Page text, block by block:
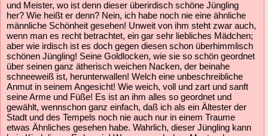
und Meister, wo ist denn dieser überirdisch schöne Jüngling
her? Wie heißt er denn? Nein, ich habe noch nie eine ähnliche
männliche Schönheit gesehen! Unweit von ihm steht zwar auch,
wenn man es recht betrachtet, ein gar sehr liebliches Mädchen;
aber wie irdisch ist es doch gegen diesen schon überhimmlisch
schönen Jüngling! Seine Goldlocken, wie sie so schön geordnet
über seinen ganz ätherisch weichen Nacken, der beinahe
schneeweiß ist, herunterwallen! Welch eine unbeschreibliche
Anmut in seinem Angesicht! Wie weich, voll und zart und sanft
seine Arme und Füße! Es ist an ihm alles so geordnet und
gewählt, wennschon ganz einfach, daß ich als ein Ältester der
Stadt und des Tempels noch nie auch nur in einem Traume
etwas Ähnliches gesehen habe. Wahrlich, dieser Jüngling kann